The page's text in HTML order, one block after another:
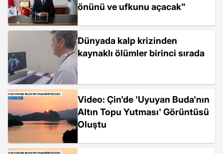
önünü ve ufkunu açacak"
Dünyada kalp krizinden
kaynaklı ölümler birinci sırada
Video: Çin'de 'Uyuyan Buda'nın
Altın Topu Yutması' Görüntüsü
Oluştu